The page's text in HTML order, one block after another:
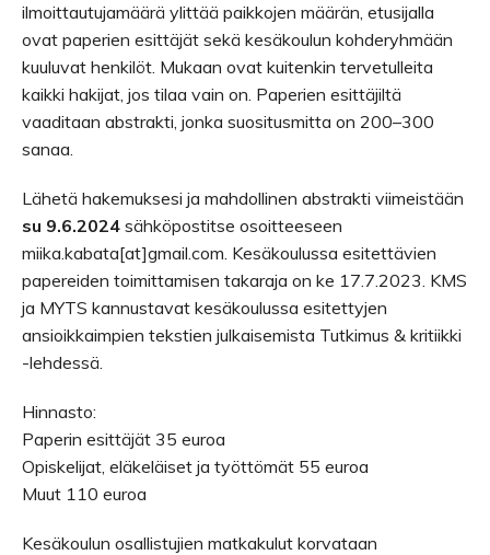
ilmoittautujamäärä ylittää paikkojen määrän, etusijalla
ovat paperien esittäjät sekä kesäkoulun kohderyhmään
kuuluvat henkilöt. Mukaan ovat kuitenkin tervetulleita
kaikki hakijat, jos tilaa vain on. Paperien esittäjiltä
vaaditaan abstrakti, jonka suositusmitta on 200–300
sanaa.
Lähetä hakemuksesi ja mahdollinen abstrakti viimeistään
su 9.6.2024 sähköpostitse osoitteeseen
miika.kabata[at]gmail.com. Kesäkoulussa esitettävien
papereiden toimittamisen takaraja on ke 17.7.2023. KMS
ja MYTS kannustavat kesäkoulussa esitettyjen
ansioikkaimpien tekstien julkaisemista Tutkimus & kritiikki
-lehdessä.
Hinnasto:
Paperin esittäjät 35 euroa
Opiskelijat, eläkeläiset ja työttömät 55 euroa
Muut 110 euroa
Kesäkoulun osallistujien matkakulut korvataan